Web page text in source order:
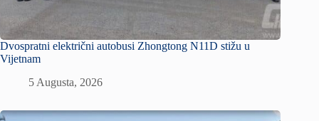
Dvospratni električni autobusi Zhongtong N11D stižu u
Vijetnam
5 Augusta, 2026